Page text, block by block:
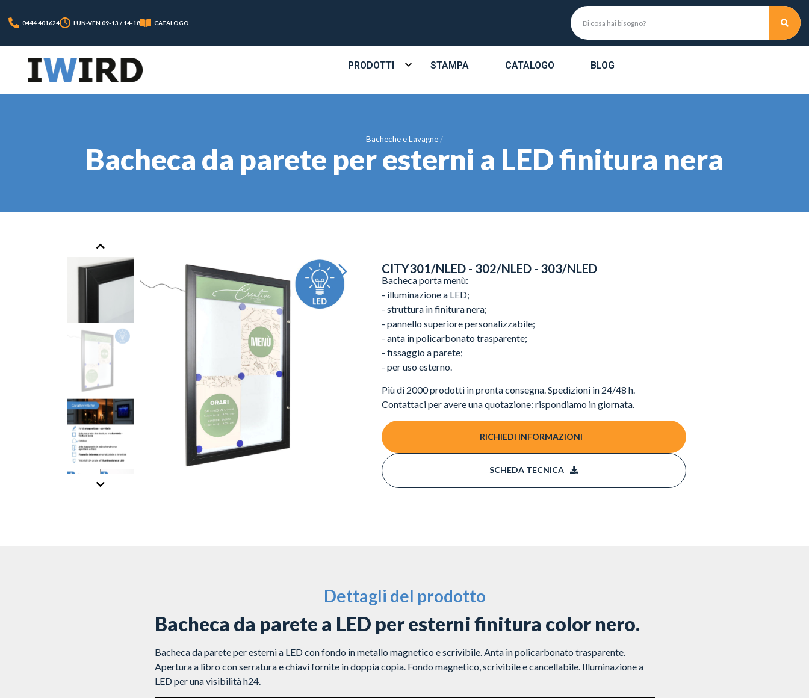
0444.401624 LUN-VEN 09-13 / 14-18 CATALOGO
PRODOTTI STAMPA CATALOGO BLOG
Bacheche e Lavagne
Bacheca da parete per esterni a LED finitura nera
CITY301/NLED - 302/NLED - 303/NLED
Bacheca porta menù:
- illuminazione a LED;
- struttura in finitura nera;
- pannello superiore personalizzabile;
- anta in policarbonato trasparente;
- fissaggio a parete;
- per uso esterno.
Più di 2000 prodotti in pronta consegna. Spedizioni in 24/48 h.
Contattaci per avere una quotazione: rispondiamo in giornata.
RICHIEDI INFORMAZIONI
SCHEDA TECNICA
Dettagli del prodotto
Bacheca da parete a LED per esterni finitura color nero.
Bacheca da parete per esterni a LED con fondo in metallo magnetico e scrivibile. Anta in policarbonato trasparente.
Apertura a libro con serratura e chiavi fornite in doppia copia. Fondo magnetico, scrivibile e cancellabile. Illuminazione a
LED per una visibilità h24.